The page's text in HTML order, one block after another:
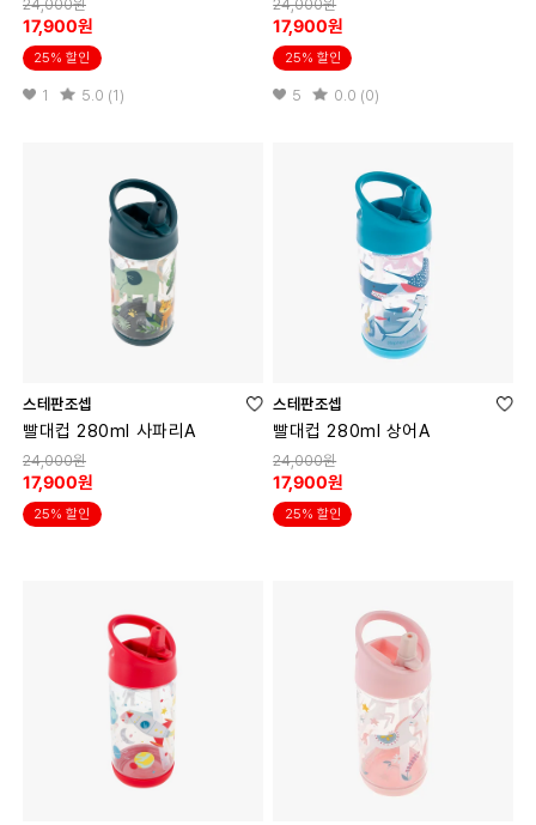
24,000원
17,900원
25% 할인
1 5.0 (1)
24,000원
17,900원
25% 할인
5 0.0 (0)
스테판조셉
빨대컵 280ml 사파리A
24,000원
17,900원
25% 할인
스테판조셉
빨대컵 280ml 상어A
24,000원
17,900원
25% 할인